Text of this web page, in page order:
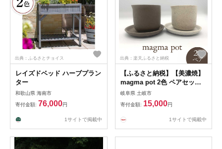
出典：ふるさとチョイス
レイズドベッド ハーブプラン
ター
和歌山県 海南市
寄付金額: 76,000円
1サイトで掲載中
出典：楽天ふるさと納税
【ふるさと納税】【美濃焼】
magma pot 2色 ペアセット
【芳泉窯】プランター 植木鉢
鉢 [MBQ018]
岐阜県 土岐市
寄付金額: 15,000円
1サイトで掲載中